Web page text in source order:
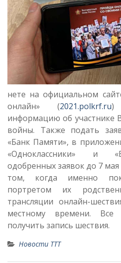
нете на официальном
онлайн» (2021.polkrf.ru)
информацию об участнике
войны. Также подать
«Банк Памяти», в
«Одноклассники» и
одобренных заявок до 7
том, когда именно
портретом их
трансляции онлайн-
местному времени. Все
получить запись шествия.
Новости ТТТ